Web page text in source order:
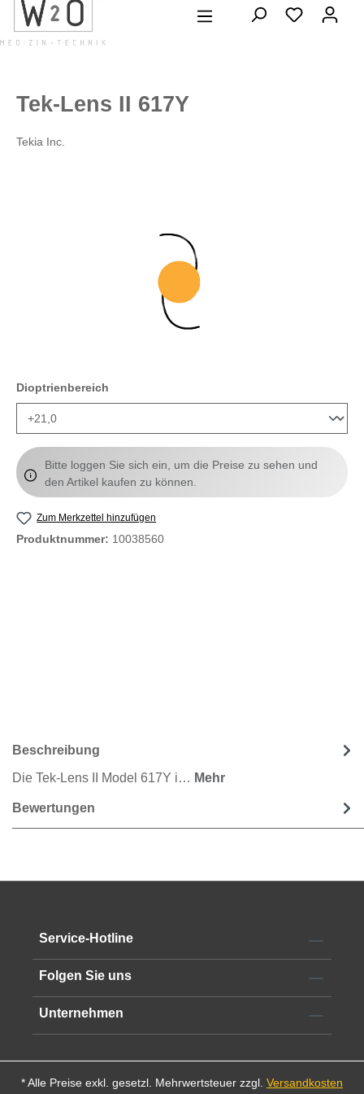
springen
Tek-Lens II 617Y
Tekia Inc.
Dioptrienbereich
Bitte loggen Sie sich ein, um die Preise zu sehen und
den Artikel kaufen zu können.
Zum Merkzettel hinzufügen
Produktnummer: 10038560
Beschreibung
Die Tek-Lens II Model 617Y i… Mehr
Bewertungen
Service-Hotline
Folgen Sie uns
Unternehmen
* Alle Preise exkl. gesetzl. Mehrwertsteuer zzgl. Versandkosten